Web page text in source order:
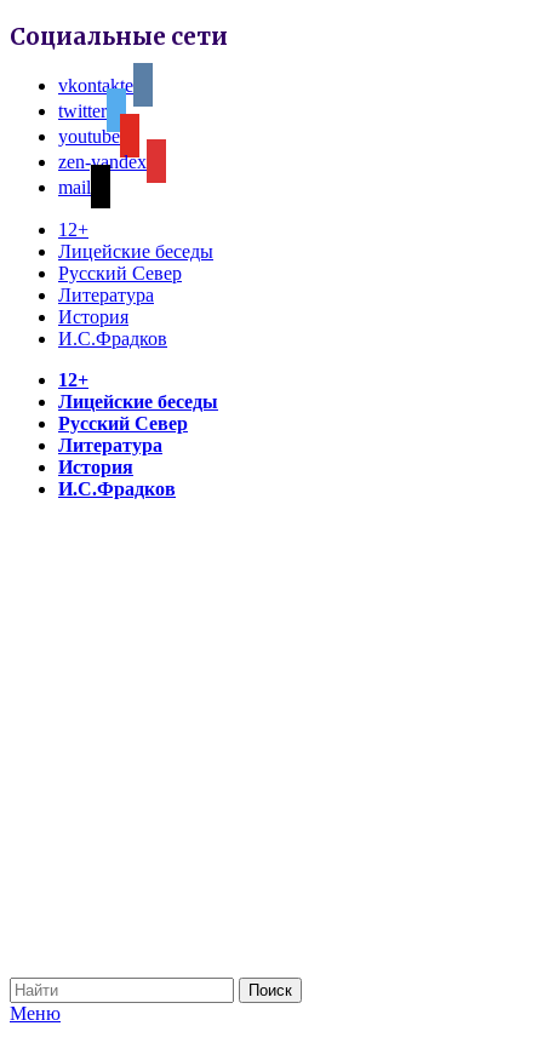
Социальные сети
vkontakte
twitter
youtube
zen-yandex
mail
12+
Лицейские беседы
Русский Север
Литература
История
И.С.Фрадков
12+
Лицейские беседы
Русский Север
Литература
История
И.С.Фрадков
Меню